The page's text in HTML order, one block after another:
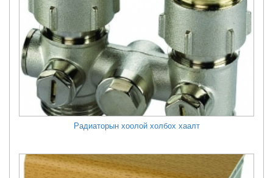
Радиаторын хоолой холбох хаалт